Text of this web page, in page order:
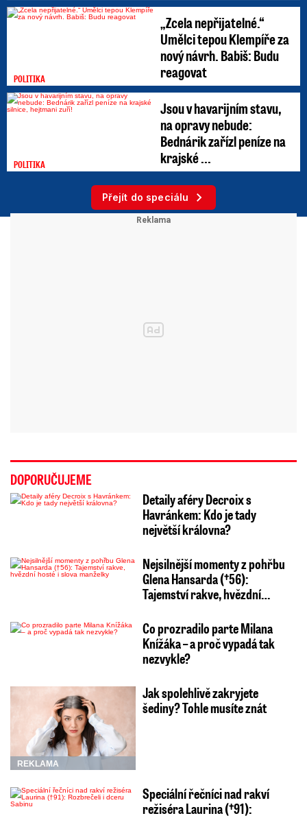
POLITIKA
„Zcela nepřijatelné.“
Umělci tepou Klempíře za
nový návrh. Babiš: Budu
reagovat
POLITIKA
Jsou v havarijním stavu,
na opravy nebude:
Bednárik zařízl peníze na
krajské ...
Přejít do speciálu
DOPORUČUJEME
Detaily aféry Decroix s
Havránkem: Kdo je tady
největší královna?
Nejsilnější momenty z pohřbu
Glena Hansarda (†56):
Tajemství rakve, hvězdní…
Co prozradilo parte Milana
Knížáka – a proč vypadá tak
nezvykle?
REKLAMA
Jak spolehlivě zakryjete
šediny? Tohle musíte znát
Speciální řečníci nad rakví
režiséra Laurina (†91):